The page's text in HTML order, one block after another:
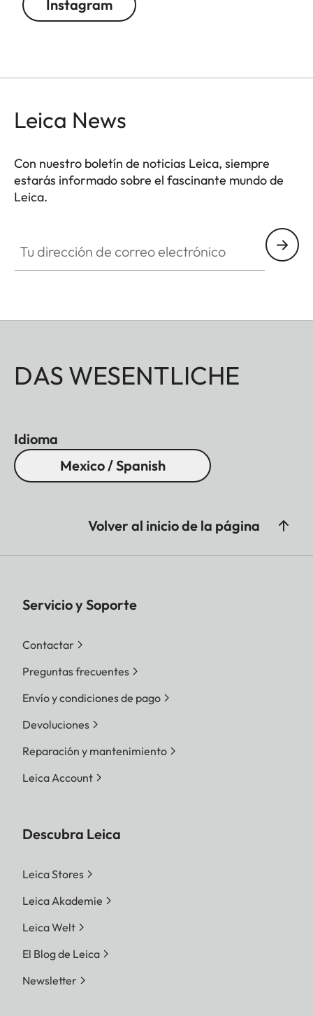
Instagram
Leica News
Con nuestro boletín de noticias Leica, siempre
estarás informado sobre el fascinante mundo de
Leica.
DAS WESENTLICHE
Idioma
Mexico / Spanish
Volver al inicio de la página
Servicio y Soporte
Contactar
Preguntas frecuentes
Envío y condiciones de pago
Devoluciones
Reparación y mantenimiento
Leica Account
Descubra Leica
Leica Stores
Leica Akademie
Leica Welt
El Blog de Leica
Newsletter